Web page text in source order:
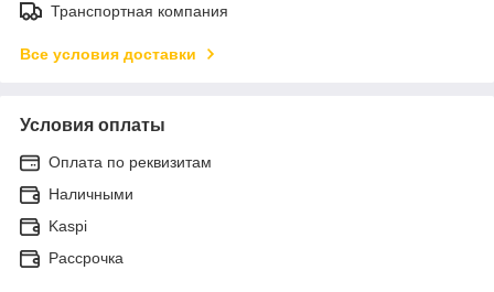
Транспортная компания
Все условия доставки
Условия оплаты
Оплата по реквизитам
Наличными
Kaspi
Рассрочка